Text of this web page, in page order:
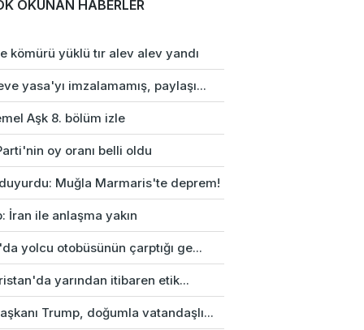
OKUNAN HABERLER
kömürü yüklü tır alev alev yandı
yasa'yı imzalamamış, paylaşı...
Aşk 8. bölüm izle
oy oranı belli oldu
duyurdu: Muğla Marmaris'te deprem!
İran ile anlaşma yakın
yolcu otobüsünün çarptığı ge...
yarından itibaren etik...
Trump, doğumla vatandaşlı...